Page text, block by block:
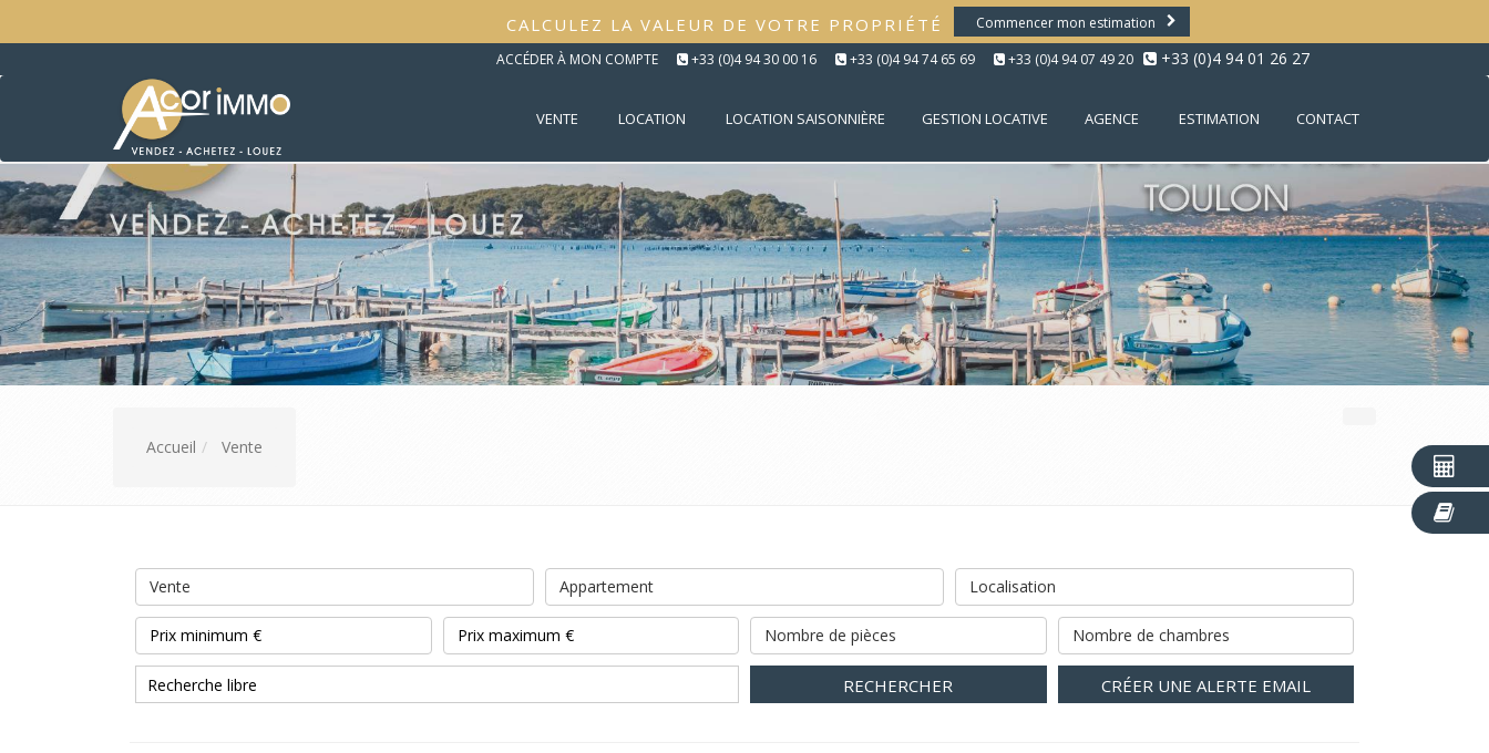
CALCULEZ LA VALEUR DE VOTRE PROPRIÉTÉ
Commencer mon estimation
ACCÉDER À MON COMPTE
+33 (0)4 94 30 00 16 +33 (0)4 94 74 65 69 +33 (0)4 94 07 49 20 +33 (0)4 94 01 26 27
VENTE LOCATION LOCATION SAISONNIÈRE GESTION LOCATIVE AGENCE ESTIMATION CONTACT
Accueil Vente
Vente Appartement Localisation
Nombre de pièces Nombre de chambres
RECHERCHER CRÉER UNE ALERTE EMAIL